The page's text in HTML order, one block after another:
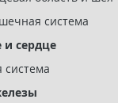
система
и сердце